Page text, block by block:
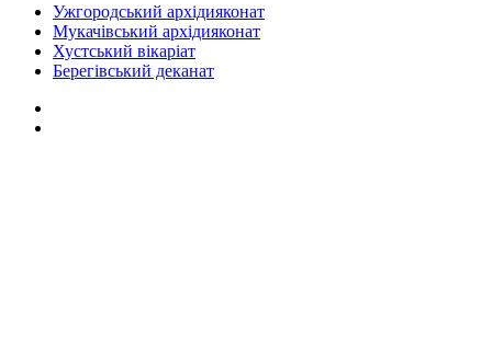
Ужгородський архідияконат
Мукачівський архідияконат
Хустський вікаріат
Берегівський деканат